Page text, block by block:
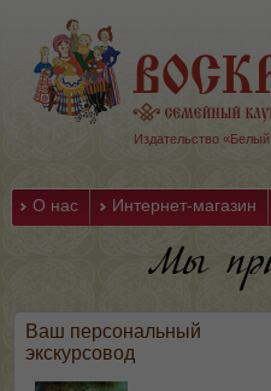
Издательство «Белый
О нас Интернет-магазин
Ваш персональный
экскурсовод